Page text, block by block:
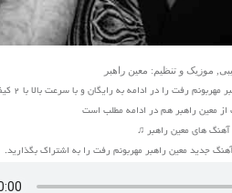
موزیک و تنظیم: معین راهبر
در ادامه به رایگان و با سرعت بالا با 2 کیفیت دانلود کنید
از معین راهبر هم در ادامه مطلب است
آهنگ های معین راهبر ♫
جدید معین راهبر مهربونم رفت را به اشتراک بگذارید.